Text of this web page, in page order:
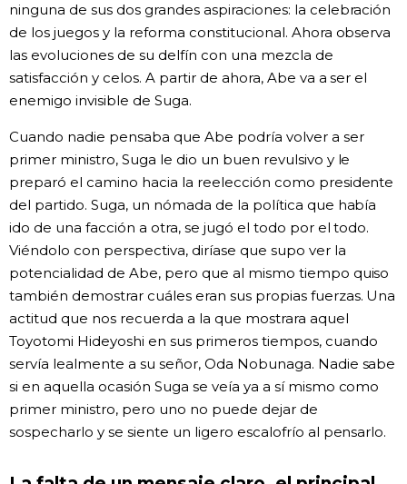
ninguna de sus dos grandes aspiraciones: la celebración
de los juegos y la reforma constitucional. Ahora observa
las evoluciones de su delfín con una mezcla de
satisfacción y celos. A partir de ahora, Abe va a ser el
enemigo invisible de Suga.
Cuando nadie pensaba que Abe podría volver a ser
primer ministro, Suga le dio un buen revulsivo y le
preparó el camino hacia la reelección como presidente
del partido. Suga, un nómada de la política que había
ido de una facción a otra, se jugó el todo por el todo.
Viéndolo con perspectiva, diríase que supo ver la
potencialidad de Abe, pero que al mismo tiempo quiso
también demostrar cuáles eran sus propias fuerzas. Una
actitud que nos recuerda a la que mostrara aquel
Toyotomi Hideyoshi en sus primeros tiempos, cuando
servía lealmente a su señor, Oda Nobunaga. Nadie sabe
si en aquella ocasión Suga se veía ya a sí mismo como
primer ministro, pero uno no puede dejar de
sospecharlo y se siente un ligero escalofrío al pensarlo.